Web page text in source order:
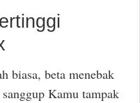
biasa, beta menebak
Kamu tampak